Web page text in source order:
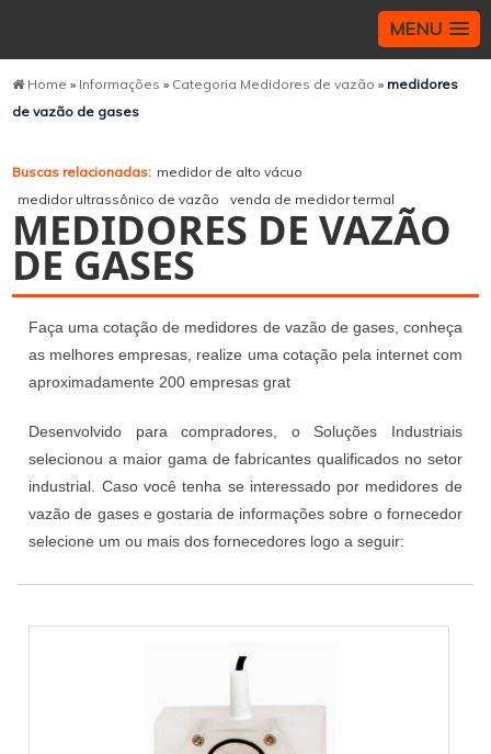
MENU
Home » Informações» Categoria Medidores de vazão» medidores
de vazão de gases
Buscas relacionadas: medidor de alto vácuo
medidor ultrassônico de vazão
venda de medidor termal
MEDIDORES DE VAZÃO
DE GASES
Faça uma cotação de medidores de vazão de gases, conheça
as melhores empresas, realize uma cotação pela internet com
aproximadamente 200 empresas grat
Desenvolvido para compradores, o Soluções Industriais
selecionou a maior gama de fabricantes qualificados no setor
industrial. Caso você tenha se interessado por medidores de
vazão de gases e gostaria de informações sobre o fornecedor
selecione um ou mais dos fornecedores logo a seguir: